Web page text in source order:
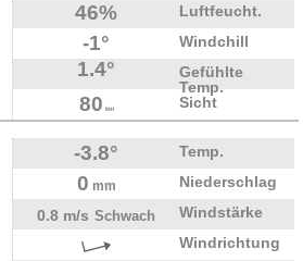
46% Luftfeucht.
-1° Windchill
1.4°
Gefühlte
Temp.
80 km Sicht
-3.8° Temp.
0 mm
Niederschlag
0.8 m/s Schwach
Windstärke
Windrichtung